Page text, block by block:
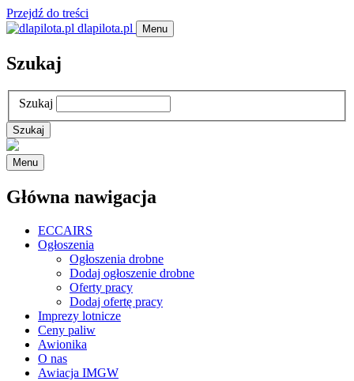
Przejdź do treści
dlapilota.pl
Menu
Szukaj
Szukaj
Menu
Główna nawigacja
ECCAIRS
Ogłoszenia
Ogłoszenia drobne
Dodaj ogłoszenie drobne
Oferty pracy
Dodaj ofertę pracy
Imprezy lotnicze
Ceny paliw
Awionika
O nas
Awiacja IMGW